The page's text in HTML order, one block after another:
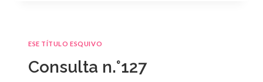
JANET
DAILEY
ESE TÍTULO ESQUIVO
Consulta n.°127